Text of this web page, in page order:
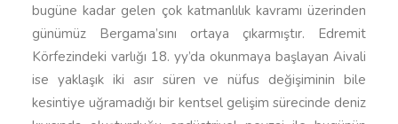
bugüne kadar gelen çok katmanlılık kavramı üzerinden
günümüz Bergama’sını ortaya çıkarmıştır. Edremit
Körfezindeki varlığı 18. yy’da okunmaya başlayan Aivali
ise yaklaşık iki asır süren ve nüfus değişiminin bile
kesintiye uğramadığı bir kentsel gelişim sürecinde deniz